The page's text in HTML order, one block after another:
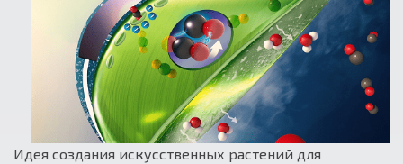
Идея создания искусственных растений для